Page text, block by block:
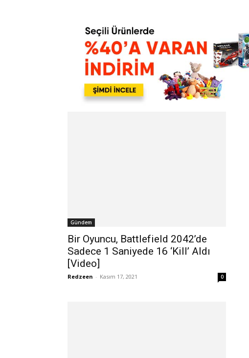
Gündem
Bir Oyuncu, Battlefield 2042’de
Sadece 1 Saniyede 16 ‘Kill’ Aldı
[Video]
Redzeen - Kasım 17, 2021 0